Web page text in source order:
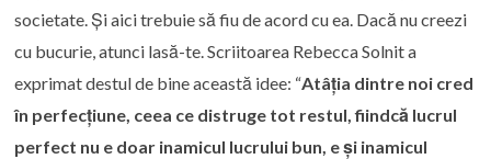
societate. Și aici trebuie să fiu de acord cu ea. Dacă nu creezi
cu bucurie, atunci lasă-te. Scriitoarea Rebecca Solnit a
exprimat destul de bine această idee: “Atâția dintre noi cred
în perfecțiune, ceea ce distruge tot restul, fiindcă lucrul
perfect nu e doar inamicul lucrului bun, e și inamicul